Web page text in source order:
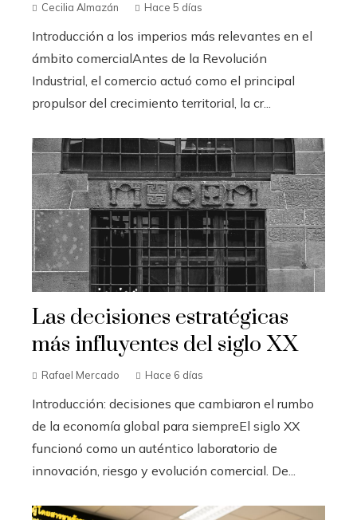
Cecilia Almazán Hace 5 días
Introducción a los imperios más relevantes en el
ámbito comercialAntes de la Revolución
Industrial, el comercio actuó como el principal
propulsor del crecimiento territorial, la cr...
Las decisiones estratégicas
más influyentes del siglo XX
Rafael Mercado Hace 6 días
Introducción: decisiones que cambiaron el rumbo
de la economía global para siempreEl siglo XX
funcionó como un auténtico laboratorio de
innovación, riesgo y evolución comercial. De...